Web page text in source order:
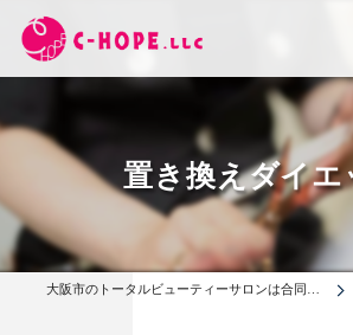
置き換えダイエ